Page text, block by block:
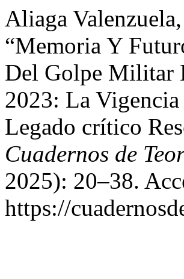
Aliaga
“Memoria Y
Del Golpe Militar
2023: La
Legado crítico
Cuadernos de
2025): 20–38.
https://